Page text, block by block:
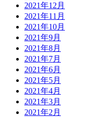
2021年12月
2021年11月
2021年10月
2021年9月
2021年8月
2021年7月
2021年6月
2021年5月
2021年4月
2021年3月
2021年2月